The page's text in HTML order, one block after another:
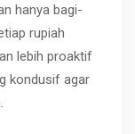
hanya bagi-
rupiah
lebih proaktif
kondusif agar